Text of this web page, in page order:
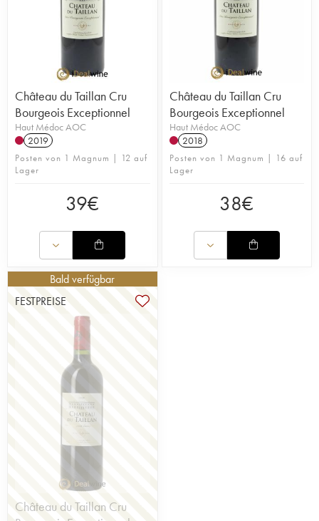
Château du Taillan Cru
Bourgeois Exceptionnel
Haut Médoc AOC
2019
Posten von 1 Magnum | 12 auf
Lager
39€
Château du Taillan Cru
Bourgeois Exceptionnel
Haut Médoc AOC
2018
Posten von 1 Magnum | 16 auf
Lager
38€
Bald verfügbar
FESTPREISE
Château du Taillan Cru